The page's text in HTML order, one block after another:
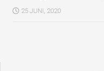
25 JUNI, 2020